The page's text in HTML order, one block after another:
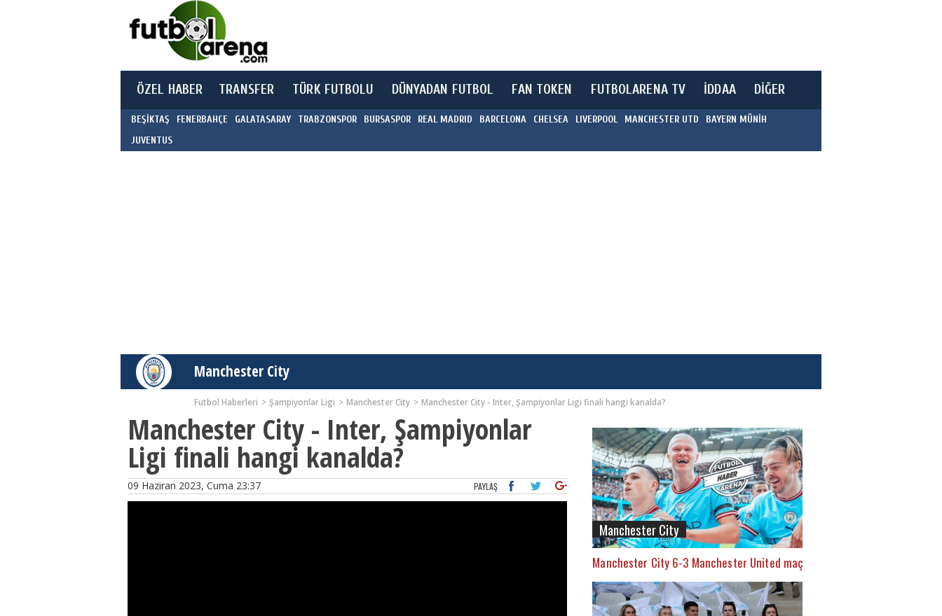
ÖZEL HABER TRANSFER TÜRK FUTBOLU DÜNYADAN FUTBOL FAN TOKEN FUTBOLARENA TV İDDAA DİĞER
BEŞİKTAŞ FENERBAHÇE GALATASARAY TRABZONSPOR BURSASPOR REAL MADRID BARCELONA CHELSEA LIVERPOOL MANCHESTER UTD
BAYERN MÜNİH
JUVENTUS
Manchester City
Futbol Haberleri Şampiyonlar Ligi Manchester City Manchester City - Inter, Şampiyonlar Ligi finali hangi kanalda?
Manchester City - Inter, Şampiyonlar
Ligi finali hangi kanalda?
09 Haziran 2023, Cuma 23:37 PAYLAŞ
Manchester City
Manchester City 6-3 Manchester United maç özeti ve golleri (İZLE)